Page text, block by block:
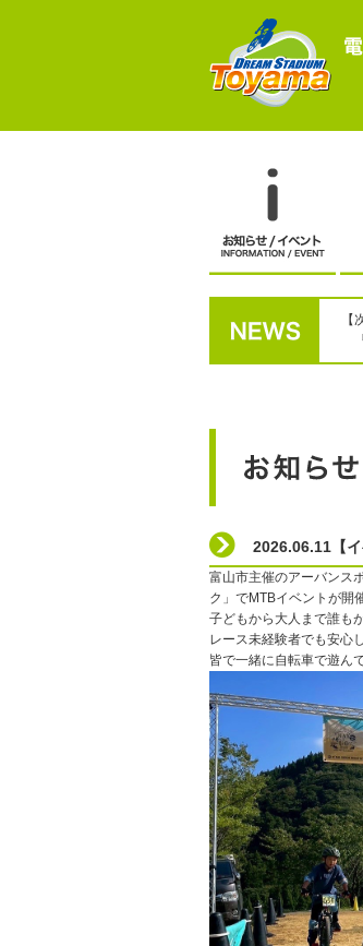
2026.06.11【
富山市主催のアーバンス
ク」でMTBイベントが開
子どもから大人まで誰も
レース未経験者でも安心
皆で一緒に自転車で遊ん